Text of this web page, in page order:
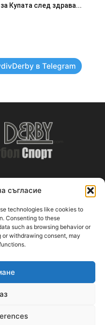
съгласие
technologies like cookies to
Consenting to these
such as browsing behavior or
or withdrawing consent, may
за Купата след здрава...
в Telegram
US
изцяло футболна
US